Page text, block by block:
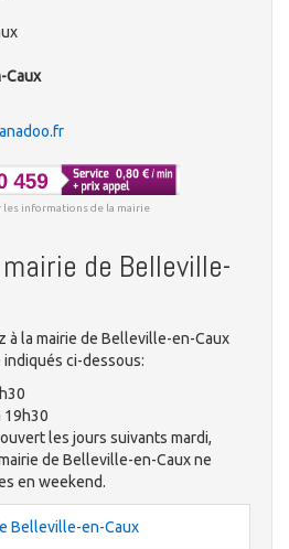
Caux
les informations de la mairie
de Belleville-
à la mairie de Belleville-en-Caux
ci-dessous:
19h30
les jours suivants mardi,
de Belleville-en-Caux ne
en weekend.
Belleville-en-Caux